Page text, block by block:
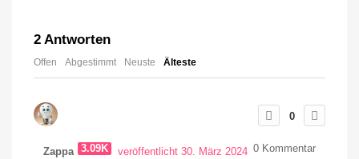
2 Antworten
Offen Abgestimmt Neuste Älteste
0
Zappa 3.09K veröffentlicht 30. März 2024 0 Kommentar